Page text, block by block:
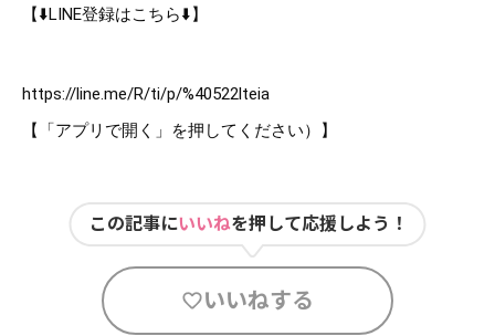
【⬇️LINE登録はこちら⬇️】
https://line.me/R/ti/p/%40522lteia
【「アプリで開く」を押してください）】
この記事にいいねを押して応援しよう！
いいねする